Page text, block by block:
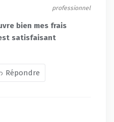
professionnel
bien mes frais
satisfaisant
Répondre